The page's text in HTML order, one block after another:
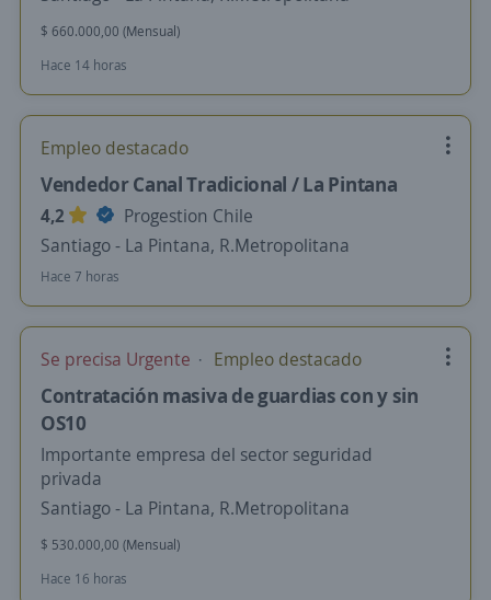
$ 660.000,00 (Mensual)
Hace 14 horas
Empleo destacado
Vendedor Canal Tradicional / La Pintana
4,2
Progestion Chile
Santiago - La Pintana, R.Metropolitana
Hace 7 horas
Se precisa Urgente Empleo destacado
Contratación masiva de guardias con y sin
OS10
Importante empresa del sector seguridad
privada
Santiago - La Pintana, R.Metropolitana
$ 530.000,00 (Mensual)
Hace 16 horas